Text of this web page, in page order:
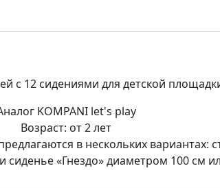
с 12 сидениями для детской
KOMPANI let's play
Возраст: от 2 лет
в нескольких вариантах:
«Гнездо» диаметром 100 см